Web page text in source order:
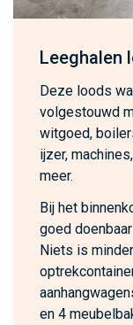
Leeghalen
Deze loods
volgestouwd
witgoed,
ijzer,
meer.
Bij het
goed
Niets is
en 4